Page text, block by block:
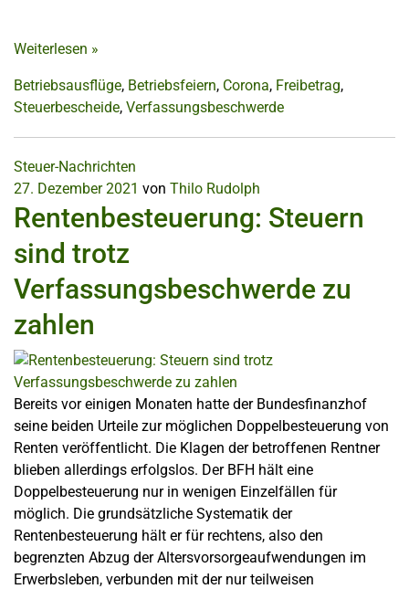
Weiterlesen »
Betriebsausflüge, Betriebsfeiern, Corona, Freibetrag,
Steuerbescheide, Verfassungsbeschwerde
Steuer-Nachrichten
27. Dezember 2021 von Thilo Rudolph
Rentenbesteuerung: Steuern
sind trotz
Verfassungsbeschwerde zu
zahlen
Bereits vor einigen Monaten hatte der Bundesfinanzhof
seine beiden Urteile zur möglichen Doppelbesteuerung von
Renten veröffentlicht. Die Klagen der betroffenen Rentner
blieben allerdings erfolgslos. Der BFH hält eine
Doppelbesteuerung nur in wenigen Einzelfällen für
möglich. Die grundsätzliche Systematik der
Rentenbesteuerung hält er für rechtens, also den
begrenzten Abzug der Altersvorsorgeaufwendungen im
Erwerbsleben, verbunden mit der nur teilweisen